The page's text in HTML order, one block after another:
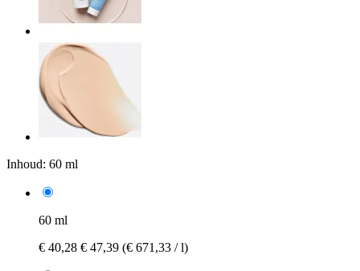
Inhoud: 60 ml
60 ml
€ 40,28 € 47,39 (€ 671,33 / l)